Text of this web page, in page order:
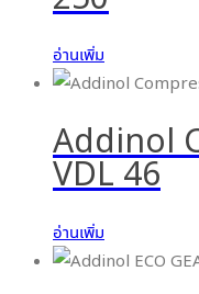
อ่านเพิ่ม
Addinol
VDL 46
อ่านเพิ่ม